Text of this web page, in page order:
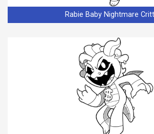
Rabie Baby Nightmare